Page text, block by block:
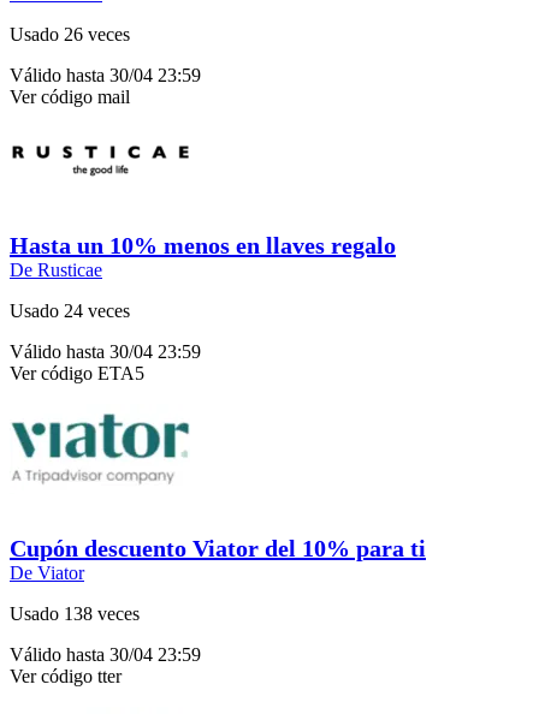
Usado 26 veces
Válido hasta 30/04 23:59
Ver código mail
Hasta un 10% menos en llaves regalo
De Rusticae
Usado 24 veces
Válido hasta 30/04 23:59
Ver código ETA5
Cupón descuento Viator del 10% para ti
De Viator
Usado 138 veces
Válido hasta 30/04 23:59
Ver código tter